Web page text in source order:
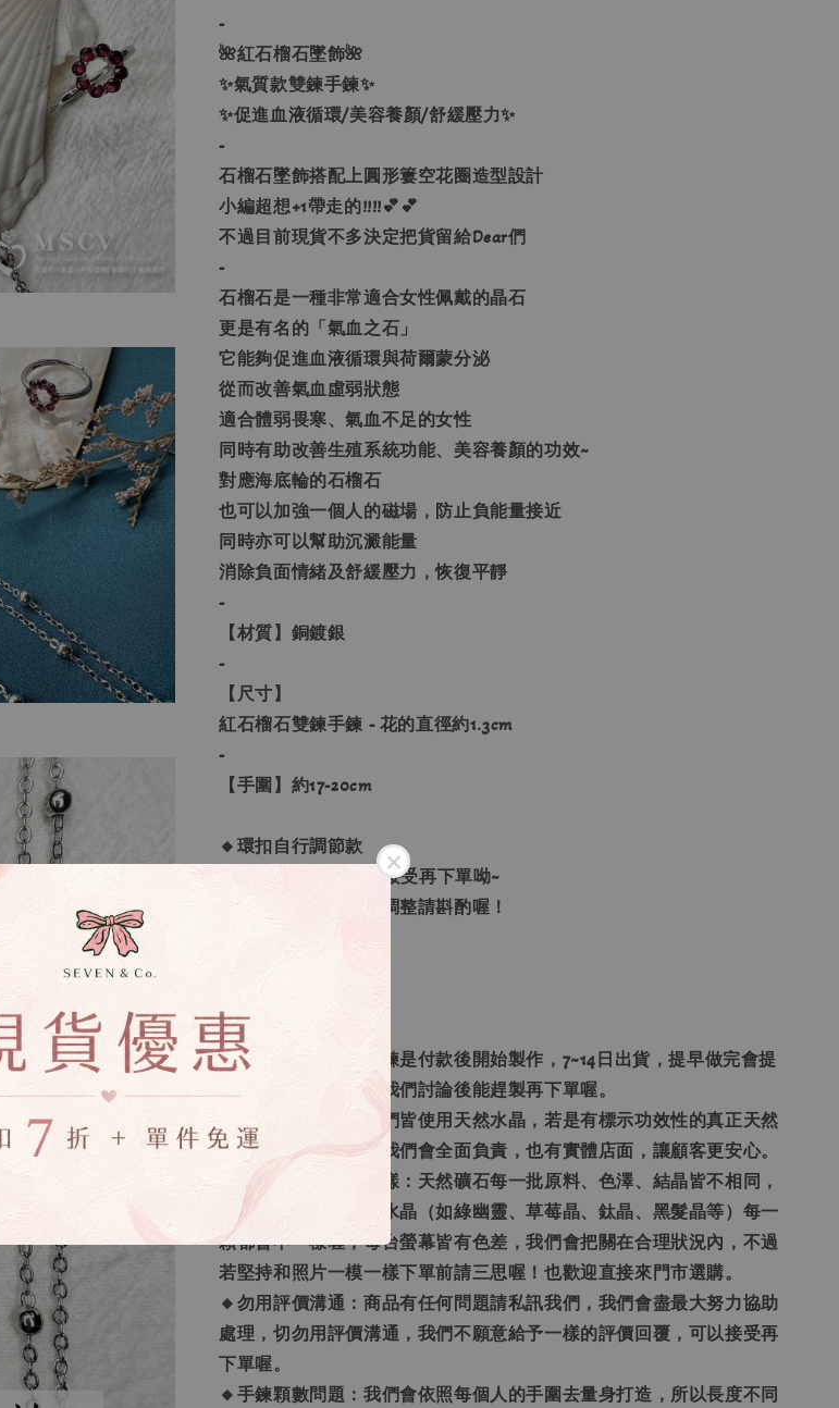
-
🌺紅石榴石墜飾🌺
✨氣質款雙鍊手鍊✨
✨促進血液循環/美容養顏/舒緩壓力✨
-
石榴石墜飾搭配上圓形簍空花圈造型設計
小編超想+1帶走的!!!!💕💕
不過目前現貨不多決定把貨留給Dear們
-
石榴石是一種非常適合女性佩戴的晶石
更是有名的「氣血之石」
它能夠促進血液循環與荷爾蒙分泌
從而改善氣血虛弱狀態
適合體弱畏寒、氣血不足的女性
同時有助改善生殖系統功能、美容養顏的功效~
對應海底輪的石榴石
也可以加強一個人的磁場，防止負能量接近
同時亦可以幫助沉澱能量
消除負面情緒及舒緩壓力，恢復平靜
-
【材質】銅鍍銀
-
【尺寸】
紅石榴石雙鍊手鍊 - 花的直徑約1.3cm
-
【手圍】約17-20cm
🔸環扣自行調節款
🔸17cm以下微鬆，可接受再下單呦~
🔸非客製款手圍無法調整請斟酌喔！
【購買須知】
🔸商品到貨：水晶手鍊是付款後開始製作，7~14日出貨，提早做完會提
早寄出，急件可先和我們討論後能趕製再下單喔。
🔸天然石之真偽：我們皆使用天然水晶，若是有標示功效性的真正天然
石發現有造假問題，我們會全面負責，也有實體店面，讓顧客更安心。
🔸實品是否跟照片一樣：天然礦石每一批原料、色澤、結晶皆不相同，
尤其是內含結晶物的水晶（如綠幽靈、草莓晶、鈦晶、黑髮晶等）每一
顆都會不一樣喔，每台螢幕皆有色差，我們會把關在合理狀況內，不過
若堅持和照片一模一樣下單前請三思喔！也歡迎直接來門市選購。
🔸勿用評價溝通：商品有任何問題請私訊我們，我們會盡最大努力協助
處理，切勿用評價溝通，我們不願意給予一樣的評價回覆，可以接受再
下單喔。
🔸手鍊顆數問題：我們會依照每個人的手圍去量身打造，所以長度不同